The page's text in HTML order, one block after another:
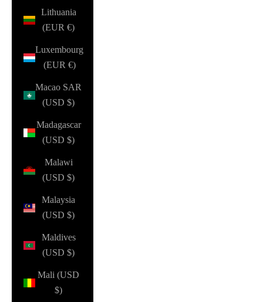
Lithuania
(EUR €)
Luxembourg
(EUR €)
Macao SAR
(USD $)
Madagascar
(USD $)
Malawi
(USD $)
Malaysia
(USD $)
Maldives
(USD $)
Mali (USD
$)